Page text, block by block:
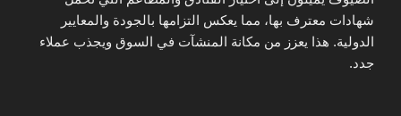
شهادات معترف بها، مما يعكس التزامها بالجودة والمعايير
الدولية. هذا يعزز من مكانة المنشآت في السوق ويجذب عملاء
جدد.